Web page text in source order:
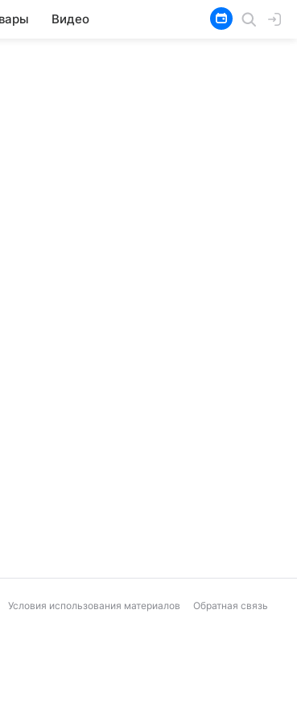
Видео
Условия использования материалов Обратная связь